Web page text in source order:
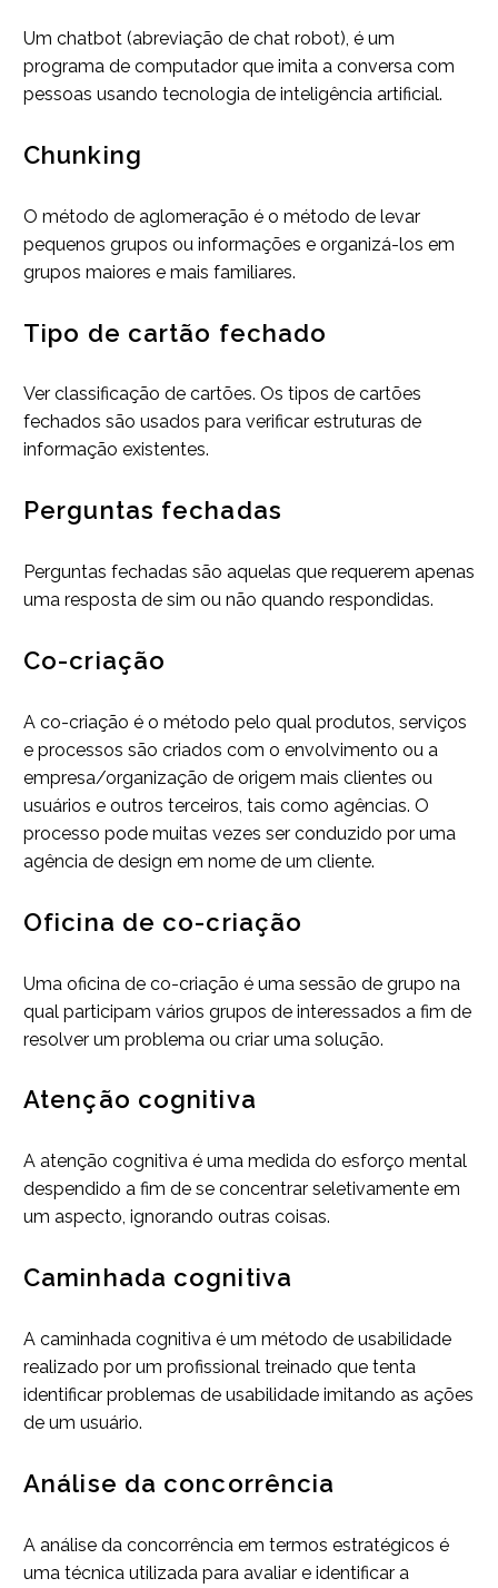
Um chatbot (abreviação de chat robot), é um
programa de computador que imita a conversa com
pessoas usando tecnologia de inteligência artificial.
Chunking
O método de aglomeração é o método de levar
pequenos grupos ou informações e organizá-los em
grupos maiores e mais familiares.
Tipo de cartão fechado
Ver classificação de cartões. Os tipos de cartões
fechados são usados para verificar estruturas de
informação existentes.
Perguntas fechadas
Perguntas fechadas são aquelas que requerem apenas
uma resposta de sim ou não quando respondidas.
Co-criação
A co-criação é o método pelo qual produtos, serviços
e processos são criados com o envolvimento ou a
empresa/organização de origem mais clientes ou
usuários e outros terceiros, tais como agências. O
processo pode muitas vezes ser conduzido por uma
agência de design em nome de um cliente.
Oficina de co-criação
Uma oficina de co-criação é uma sessão de grupo na
qual participam vários grupos de interessados a fim de
resolver um problema ou criar uma solução.
Atenção cognitiva
A atenção cognitiva é uma medida do esforço mental
despendido a fim de se concentrar seletivamente em
um aspecto, ignorando outras coisas.
Caminhada cognitiva
A caminhada cognitiva é um método de usabilidade
realizado por um profissional treinado que tenta
identificar problemas de usabilidade imitando as ações
de um usuário.
Análise da concorrência
A análise da concorrência em termos estratégicos é
uma técnica utilizada para avaliar e identificar a